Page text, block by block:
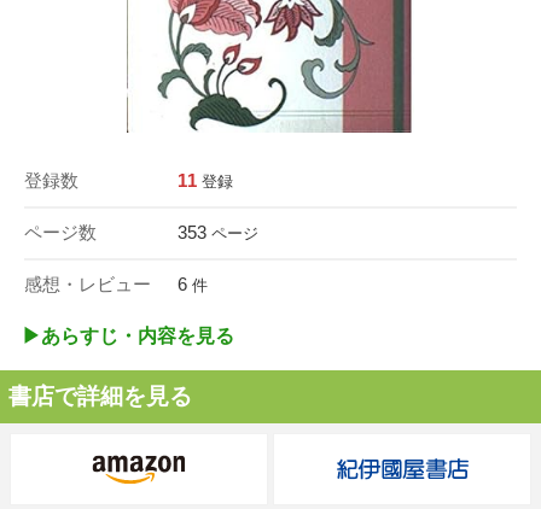
登録数 11 登録
ページ数 353 ページ
感想・レビュー 6 件
▶︎あらすじ・内容を見る
書店で詳細を見る